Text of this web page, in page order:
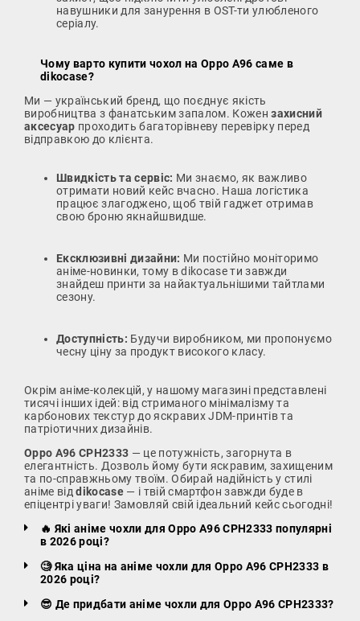
навушники для занурення в OST-ти улюбленого
серіалу.
Чому варто купити чохол на Oppo A96 саме в
dikocase?
Ми — український бренд, що поєднує якість
виробництва з фанатським запалом. Кожензахисний
аксесуар проходить багаторівневу перевірку перед
відправкою до клієнта.
Швидкість та сервіс: Ми знаємо, як важливо
отримати новий кейс вчасно. Наша логістика
працює злагоджено, щоб твій гаджет отримав
свою броню якнайшвидше.
Ексклюзивні дизайни: Ми постійно моніторимо
аніме-новинки, тому в dikocase ти завжди
знайдеш принти за найактуальнішими тайтлами
сезону.
Доступність: Будучи виробником, ми пропонуємо
чесну ціну за продукт високого класу.
Окрім аніме-колекцій, у нашому магазині представлені
тисячі інших ідей: від стриманого мінімалізму та
карбонових текстур до яскравих JDM-принтів та
патріотичних дизайнів.
Oppo A96 CPH2333 — це потужність, загорнута в
елегантність. Дозволь йому бути яскравим, захищеним
та по-справжньому твоїм. Обирай надійність у стилі
аніме відdikocase — і твій смартфон завжди буде в
епіцентрі уваги! Замовляй свій ідеальний кейс сьогодні!
🔥 Які аніме чохли для Oppo A96 CPH2333 популярні
в 2026 році?
🧐 Яка ціна на аніме чохли для Oppo A96 CPH2333 в
2026 році?
😎 Де придбати аніме чохли для Oppo A96 CPH2333?